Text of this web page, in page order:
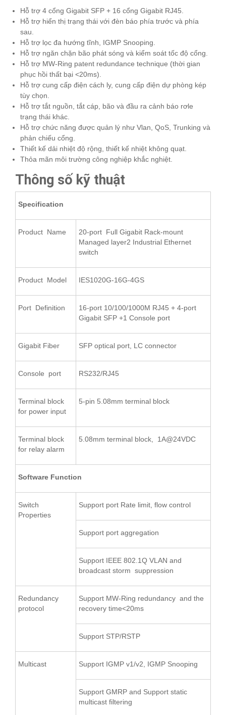
Hỗ trợ 4 cổng Gigabit SFP + 16 cổng Gigabit RJ45.
Hỗ trợ hiển thị trạng thái với đèn báo phía trước và phía
sau.
Hỗ trợ lọc đa hướng tĩnh, IGMP Snooping.
Hỗ trợ ngăn chặn bão phát sóng và kiểm soát tốc độ cổng.
Hỗ trợ MW-Ring patent redundance technique (thời gian
phục hồi thất bại <20ms).
Hỗ trợ cung cấp điện cách ly, cung cấp điện dự phòng kép
tùy chọn.
Hỗ trợ tắt nguồn, tắt cáp, bão và đầu ra cảnh báo rơle
trạng thái khác.
Hỗ trợ chức năng được quản lý như Vlan, QoS, Trunking và
phản chiếu cổng.
Thiết kế dải nhiệt độ rộng, thiết kế nhiệt không quạt.
Thỏa mãn môi trường công nghiệp khắc nghiệt.
Thông số kỹ thuật
Specification
Product Name
20-port Full Gigabit Rack-mount
Managed layer2 Industrial Ethernet
switch
Product Model IES1020G-16G-4GS
Port Definition
16-port 10/100/1000M RJ45 + 4-port
Gigabit SFP +1 Console port
Gigabit Fiber SFP optical port, LC connector
Console port RS232/RJ45
Terminal block
for power input
5-pin 5.08mm terminal block
Terminal block
for relay alarm
5.08mm terminal block, 1A@24VDC
Software Function
Switch
Properties
Support port Rate limit, flow control
Support port aggregation
Support IEEE 802.1Q VLAN and
broadcast storm suppression
Redundancy
protocol
Support MW-Ring redundancy and the
recovery time<20ms
Support STP/RSTP
Multicast Support IGMP v1/v2, IGMP Snooping
Support GMRP and Support static
multicast filtering